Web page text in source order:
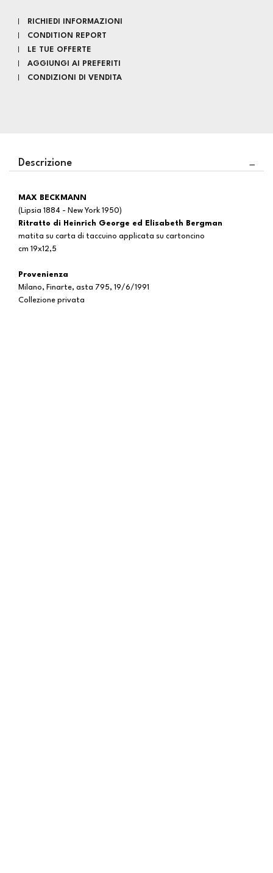
RICHIEDI INFORMAZIONI
CONDITION REPORT
LE TUE OFFERTE
AGGIUNGI AI PREFERITI
CONDIZIONI DI VENDITA
Descrizione
MAX BECKMANN
(Lipsia 1884 - New York 1950)
Ritratto di Heinrich George ed Elisabeth Bergman
matita su carta di taccuino applicata su cartoncino
cm 19x12,5
Provenienza
Milano, Finarte, asta 795, 19/6/1991
Collezione privata